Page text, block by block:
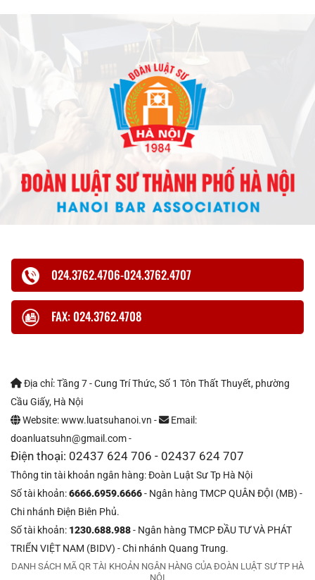
024.3762.4706-024.3762.4707
FAX: 024.3762.4708
Địa chỉ: Tầng 7 - Cung Trí Thức, Số 1 Tôn Thất Thuyết, phường
Cầu Giấy, Hà Nội
Website: www.luatsuhanoi.vn -
Email:
doanluatsuhn@gmail.com -
Điện thoại: 02437 624 706 - 02437 624 707
Thông tin tài khoản ngân hàng: Đoàn Luật Sư Tp Hà Nội
Số tài khoản:6666.6959.6666- Ngân hàng TMCP QUÂN ĐỘI (MB) -
Chi nhánh Điện Biên Phủ.
Số tài khoản: 1230.688.988- Ngân hàng TMCP ĐẦU TƯ VÀ PHÁT
TRIỂN VIỆT NAM (BIDV) - Chi nhánh Quang Trung.
DANH SÁCH MÃ QR TÀI KHOẢN NGÂN HÀNG CỦA ĐOÀN LUẬT SƯ TP HÀ
NỘI